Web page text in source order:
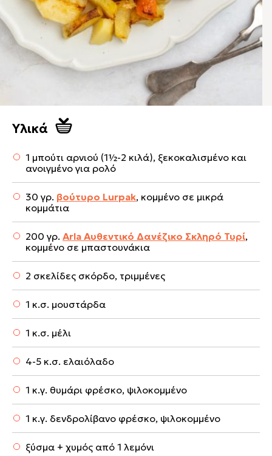
Υλικά
1 μπούτι αρνιού (1½-2 κιλά), ξεκοκαλισμένο και
ανοιγμένο για ρολό
30 γρ. βούτυρο Lurpak, κομμένο σε μικρά
κομμάτια
200 γρ. Αrla Αυθεντικό Δανέζικο Σκληρό Τυρί,
κομμένο σε μπαστουνάκια
2 σκελίδες σκόρδο, τριμμένες
1 κ.σ. μουστάρδα
1 κ.σ. μέλι
4-5 κ.σ. ελαιόλαδο
1 κ.γ. θυμάρι φρέσκο, ψιλοκομμένο
1 κ.γ. δενδρολίβανο φρέσκο, ψιλοκομμένο
ξύσμα + χυμός από 1 λεμόνι